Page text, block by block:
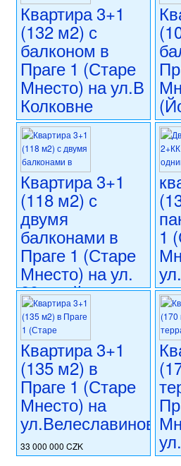
Квартира 3+1
(132 м2) с
балконом в
Праге 1 (Старе
Мнесто) на ул.В
Колковне
33 000 000 CZK
регион:Прага 1
раздел: квартиры
состояние: после
реконструкции
номер объекта:
20331
27
Квартира 3+1
(118 м2) с
двумя
балконами в
Праге 1 (Старе
Мнесто) на ул.
28 ржийна
33 000 000 CZK
регион:Прага 1
раздел: квартиры
состояние: после
реконструкции
номер объекта:20646
1
29
Квартира 3+1
(135 м2) в
Праге 1 (Старе
Мнесто) на
ул.Велеславинова
33 000 000 CZK
регион:Прага 1